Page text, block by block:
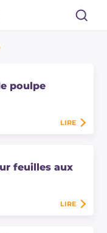
poulpe
se réalisent avec
et sont une
toutes les
LIRE
feuilles aux
LIRE